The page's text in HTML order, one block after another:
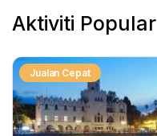
Aktiviti Popular
Jualan Cepat